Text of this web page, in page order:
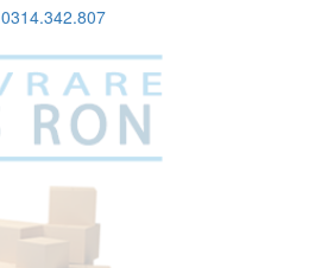
0314.342.807